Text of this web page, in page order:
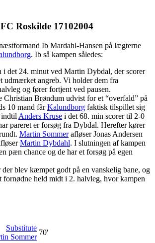
Roskilde 17102004
Ib Mardahl-Hansen på lægterne
. Ib så kampen således:
i det 24. minut ved Martin Dybdal, der scorer
udmærket angreb. Vi holder dem fra
og fører fortjent ved pausen.
Christian Brøndum udvist for et “overfald” på
10 mand fårKalundborg faktisk tilspillet sig
indtil Anders Kruse i det 68. min scorer til 2-0
pareret er forsøg fra Dybdal. Herefter kører
Martin Sommerafløser Jonas Andersen
Martin Dybdahl. I slutningen af kampen
pæn chance og de har et forsøg på egen
blev kæmpet godt på en vanskelig bane, og
fornødne held midt i 2. halvleg, hvor kampen
Substitute
Sommer
70'